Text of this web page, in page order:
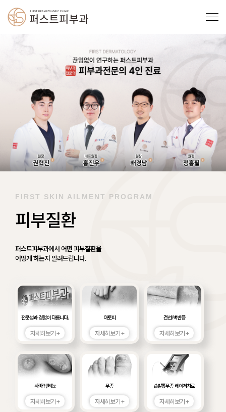
FIRST SKIN AILMENT PROGRAM
피부질환
퍼스트피부과에서 어떤 피부질환을
어떻게 하는지 알려드립니다.
전문성과 경험이 다릅니다.
자세히보기 +
아토피
자세히보기 +
건선/백반증
자세히보기 +
사마귀/티눈
자세히보기 +
무좀
자세히보기 +
손발톱무좀 레이저치료
자세히보기 +